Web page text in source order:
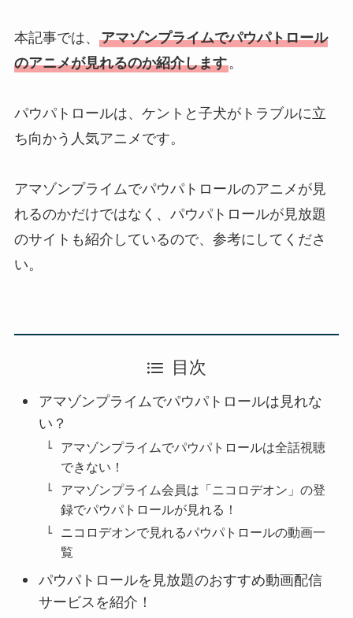
本記事では、 アマゾンプライムでパウパトロール
のアニメが見れるのか紹介します。
パウパトロールは、ケントと子犬がトラブルに立
ち向かう人気アニメです。
アマゾンプライムでパウパトロールのアニメが見
れるのかだけではなく、パウパトロールが見放題
のサイトも紹介しているので、参考にしてくださ
い。
目次
アマゾンプライムでパウパトロールは見れな
い？
アマゾンプライムでパウパトロールは全話視聴
できない！
アマゾンプライム会員は「ニコロデオン」の登
録でパウパトロールが見れる！
ニコロデオンで見れるパウパトロールの動画一
覧
パウパトロールを見放題のおすすめ動画配信
サービスを紹介！